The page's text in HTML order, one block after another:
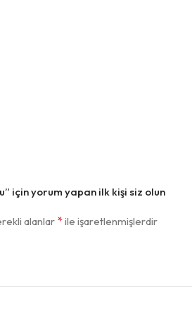
için yorum yapan ilk kişi siz olun
alanlar *ile işaretlenmişlerdir